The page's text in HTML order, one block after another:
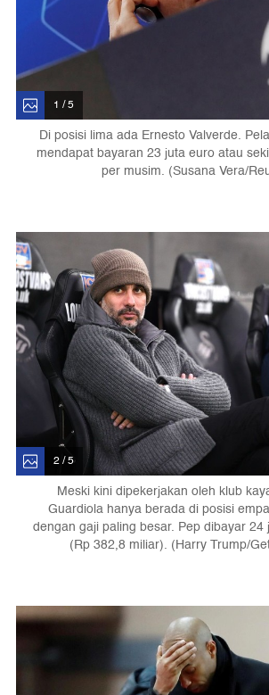
1 / 5
Di posisi lima ada Ernesto Valverde.
mendapat bayaran 23 juta euro atau
per musim. (Susana Vera/
2 / 5
Meski kini dipekerjakan oleh klub
Guardiola hanya berada di posisi
dengan gaji paling besar. Pep dibayar
(Rp 382,8 miliar). (Harry Trump/